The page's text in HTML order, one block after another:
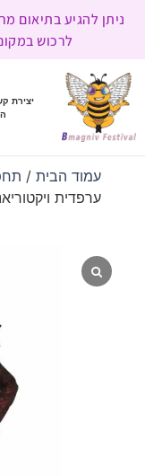
לרכוש במקום ,
יצירת
עמוד הבית/
ערפדית